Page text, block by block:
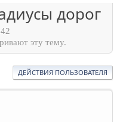
дорог
эту тему.
ДЕЙСТВИЯ ПОЛЬЗОВАТЕЛЯ